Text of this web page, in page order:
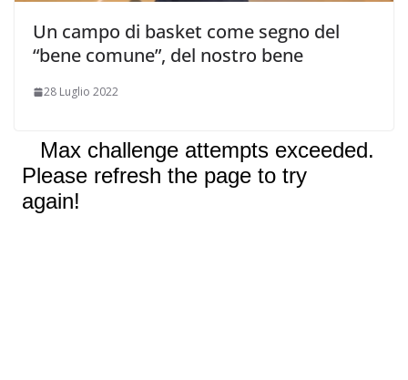
Un campo di basket come segno del
“bene comune”, del nostro bene
28 Luglio 2022